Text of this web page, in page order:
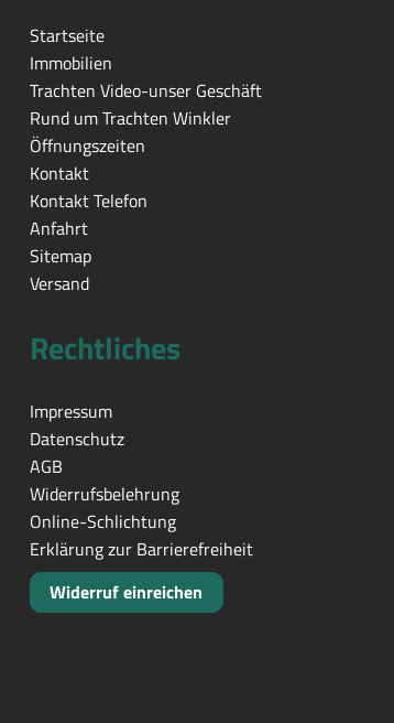
Startseite
Immobilien
Trachten Video-unser Geschäft
Rund um Trachten Winkler
Öffnungszeiten
Kontakt
Kontakt Telefon
Anfahrt
Sitemap
Versand
Rechtliches
Impressum
Datenschutz
AGB
Widerrufsbelehrung
Online-Schlichtung
Erklärung zur Barrierefreiheit
Widerruf einreichen